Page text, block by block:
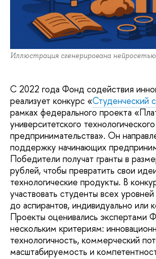
Иллюстрация сгенерирована нейросетью
С 2022 года Фонд содействия
реализует конкурс «Студенческий
рамках федерального проекта
университетского технологического
предпринимательства». Он
поддержку начинающих
Победители получат гранты в
рублей, чтобы превратить свои
технологические продукты. В
участвовать студенты всех
до аспирантов, индивидуально или
Проекты оценивались экспертами
нескольким критериям:
технологичность, коммерческий
масштабируемость и